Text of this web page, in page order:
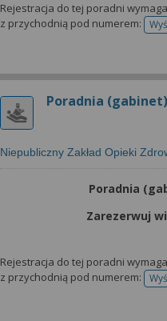
Rejestracja do tej poradni
z przychodnią pod numerem:
Poradnia
Niepubliczny Zakład Opieki
Poradnia
Zarezerwuj
Rejestracja do tej poradni
z przychodnią pod numerem: